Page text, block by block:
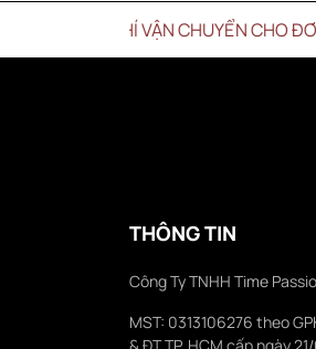
VẬN CHUYỂN CHO ĐƠN HÀNG TỪ 3
THÔNG TIN
Công Ty TNHH Time
MST: 0313106276 theo